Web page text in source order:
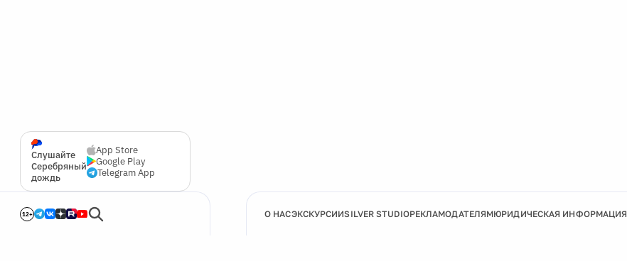
Слушайте
Серебряный
дождь
App Store
Google Play
Telegram App
12+ О НАСЭКСКУРСИИSILVER STUDIOРЕКЛАМОДАТЕЛЯМЮРИДИЧЕСКАЯ ИНФОРМАЦИЯ